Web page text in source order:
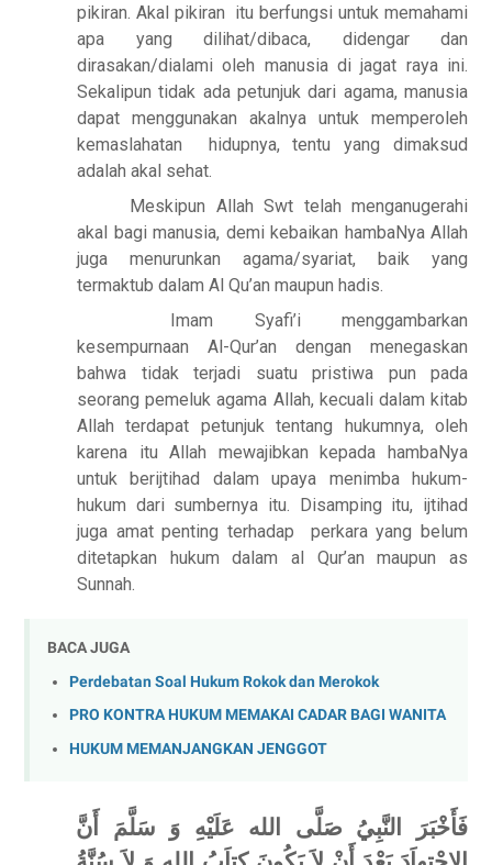
pikiran. Akal pikiran itu berfungsi untuk memahami
apa yang dilihat/dibaca, didengar dan
dirasakan/dialami oleh manusia di jagat raya ini.
Sekalipun tidak ada petunjuk dari agama, manusia
dapat menggunakan akalnya untuk memperoleh
kemaslahatan
hidupnya, tentu yang dimaksud
adalah akal sehat.
Meskipun Allah Swt telah menganugerahi
akal bagi manusia, demi kebaikan hambaNya Allah
juga menurunkan agama/syariat, baik yang
termaktub dalam Al Qu’an maupun hadis.
Imam Syafi’i menggambarkan
kesempurnaan Al-Qur’an dengan menegaskan
bahwa tidak terjadi suatu pristiwa pun pada
seorang pemeluk agama Allah, kecuali dalam kitab
Allah terdapat petunjuk tentang hukumnya, oleh
karena itu Allah mewajibkan kepada hambaNya
untuk berijtihad dalam upaya menimba hukum-
hukum dari sumbernya itu. Disamping itu, ijtihad
juga amat penting terhadap
perkara yang belum
ditetapkan hukum dalam al Qur’an maupun as
Sunnah.
BACA JUGA
Perdebatan Soal Hukum Rokok dan Merokok
PRO KONTRA HUKUM MEMAKAI CADAR BAGI WANITA
HUKUM MEMANJANGKAN JENGGOT
فَأَخْبَرَ النَّبِيُ صَلَّى الله عَلَيْهِ وَ سَلَّمَ أَنَّ